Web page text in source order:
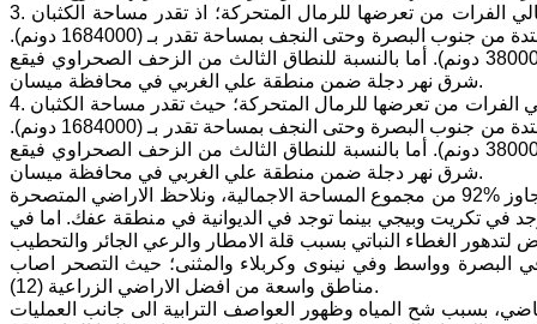
3. الزحف الصحراوي: تعاني الاراضي الزراعية خاصة في منطقة الفرات الاوسط واعالي الفرات من تعرضها للرمال المتحركة؛ اذ تقدر مساحة الكثبان
الرملية في العراق بأكثر من 6 مليون دونم، تتوزع على جهات العراق المختلفة والممتدة من جنوب البصرة وحتى النجف بمساحة تقدر بـ (1684000 دونم).
وهناك نطاق ثاني يمتد من شمال غرب كربلاء وحتى الانبار والذي تقدر مساحته بـ (38000 دونم). أما بالنسبة للنطاق الثالث من الزحف الصحراوي فيقع
شرق نهر دجلة ضمن منطقة علي الغربي في محافظة ميسان.
4. الزحف الصحراوي: تعاني الاراضي الزراعية خاصة في منطقة الفرات الاوسط واعالي الفرات من تعرضها للرمال المتحركة؛ حيث تقدر مساحة الكثبان
الرملية في العراق بأكثر من 6 ملايين دونم؛ تتوزع على جهات العراق المختلفة والممتدة من جنوب البصرة وحتى النجف بمساحة تقدر بـ (1684000 دونم).
وهناك نطاق ثاني يمتد من شمال غرب كربلاء وحتى الانبار والذي تقدر مساحته بـ (38000 دونم). أما بالنسبة للنطاق الثالث من الزحف الصحراوي فيقع
شرق نهر دجلة ضمن منطقة علي الغربي في محافظة ميسان.
وفي العراق تتسارع ظاهرة التصحر؛ اذ تقدر نسبة الاراضي المعرضة للتصحر بأنها تتجاوز %92 من مجموع المساحة الاجمالية، ونلاحظ الاراضي المتصحرة
تكريت وبيجي بينما توجد في الديوانية في منطقة عفك. اما في
البصرة وواسط وفي نينوى وكربلاء والمثنى؛ حيث التصحر اصاب
مناطق واسعة من افضل الاراضي الزراعية (12).
بسبب شح المياه وظهور العواصف الترابية الى جانب العمليات